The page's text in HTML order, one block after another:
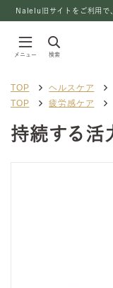
Nalelu旧サイトをご利用で
メニュー 検索
TOP ヘルスケア
TOP 疲労感ケア
持続する活